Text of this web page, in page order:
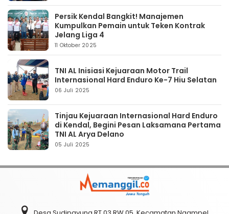
Persik Kendal Bangkit! Manajemen
Kumpulkan Pemain untuk Teken Kontrak
Jelang Liga 4
11 Oktober 2025
TNI AL Inisiasi Kejuaraan Motor Trail
Internasional Hard Enduro Ke-7 Hiu Selatan
06 Juli 2025
Tinjau Kejuaraan Internasional Hard Enduro
di Kendal, Begini Pesan Laksamana Pertama
TNI AL Arya Delano
05 Juli 2025